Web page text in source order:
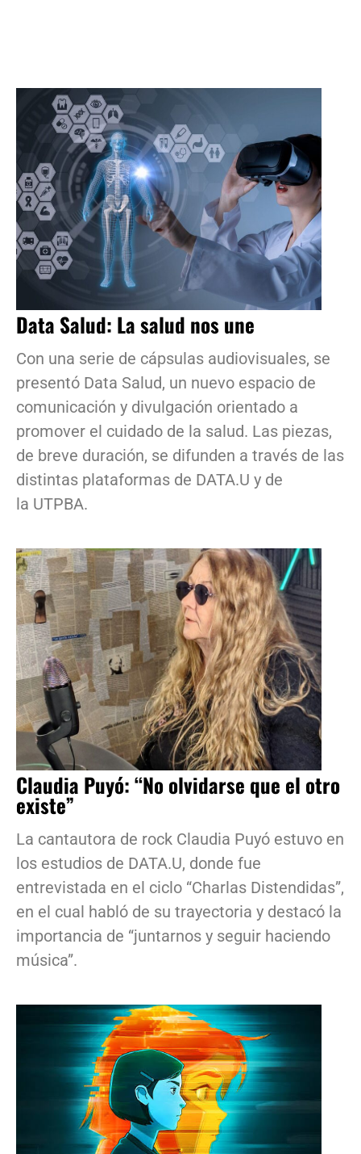
Data Salud: La salud nos une
Con una serie de cápsulas audiovisuales, se
presentó Data Salud, un nuevo espacio de
comunicación y divulgación orientado a
promover el cuidado de la salud. Las piezas,
de breve duración, se difunden a través de las
distintas plataformas de DATA.U y de
la UTPBA.
Claudia Puyó: “No olvidarse que el otro
existe”
La cantautora de rock Claudia Puyó estuvo en
los estudios de DATA.U, donde fue
entrevistada en el ciclo “Charlas Distendidas”,
en el cual habló de su trayectoria y destacó la
importancia de “juntarnos y seguir haciendo
música”.